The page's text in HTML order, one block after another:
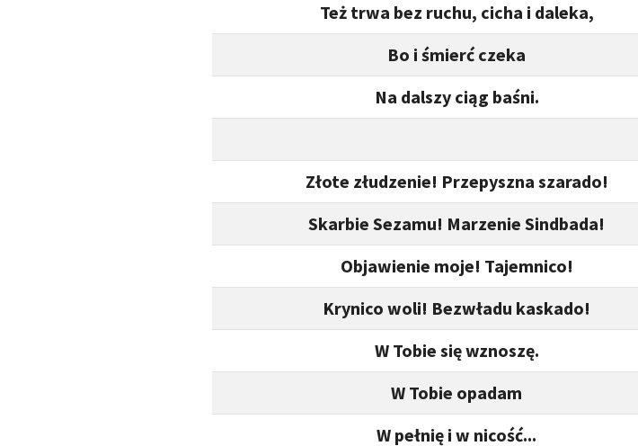
Też trwa bez ruchu, cicha i daleka,
Bo i śmierć czeka
Na dalszy ciąg baśni.
Złote złudzenie! Przepyszna szarado!
Skarbie Sezamu! Marzenie Sindbada!
Objawienie moje! Tajemnico!
Krynico woli! Bezwładu kaskado!
W Tobie się wznoszę.
W Tobie opadam
W pełnię i w nicość...